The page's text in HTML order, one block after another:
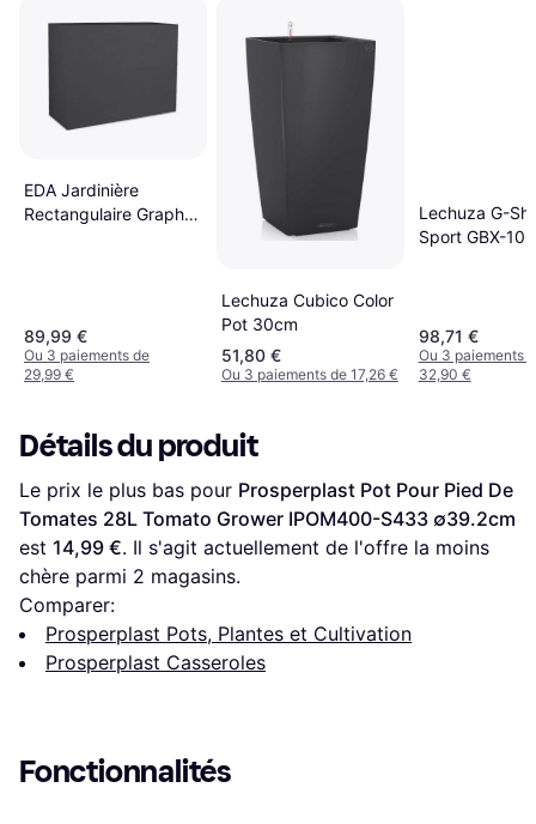
EDA Jardinière
Rectangulaire Graphit
89,99 €
Ou 3 paiements de
29,99 €
Lechuza Cubico Color
Pot 30cm
51,80 €
Ou 3 paiements de 17,26 €
Lechuza G-
Sport GBX-
98,71 €
Ou 3 paiements
32,90 €
Détails du produit
Le prix le plus bas pour Prosperplast Pot Pour Pied De
Tomates 28L Tomato Grower IPOM400-S433 ∅39.2cm
est 14,99 €. Il s'agit actuellement de l'offre la moins
chère parmi 2 magasins.
Comparer:
Prosperplast Pots, Plantes et Cultivation
Prosperplast Casseroles
Fonctionnalités